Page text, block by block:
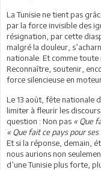
La Tunisie ne tient pas
par la force invisible des
résignation, par cette
malgré la douleur,
nationale. Et comme toute
Reconnaître, soutenir,
force silencieuse en
Le 13 août, fête nationale
limiter à fleurir les
question : Non pas « Que
« Que fait ce pays pour
Et si la réponse, demain,
nous aurions non
d’une Tunisie plus forte,